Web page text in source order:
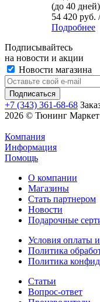
(до 40 дней)
54 420 руб.
Подробнее
Подписывайтесь
на новости и акции
Новости магазина
+7 (343) 361-68-68
2026 © Тюнинг Маркет
Компания
Информация
Помощь
О компании
Магазины
Стать партнером
Новости
Подарочные
Условия оплаты
Политика
Политика
Статьи
Вопрос-ответ